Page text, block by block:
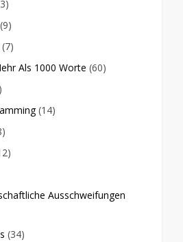
(9)
(7)
Als 1000 Worte (60)
(14)
Ausschweifungen
(34)